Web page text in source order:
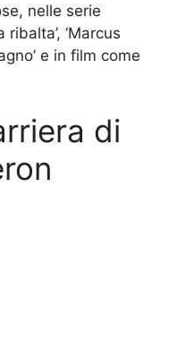
nelle serie
ribalta’, ‘Marcus
e in film come
di